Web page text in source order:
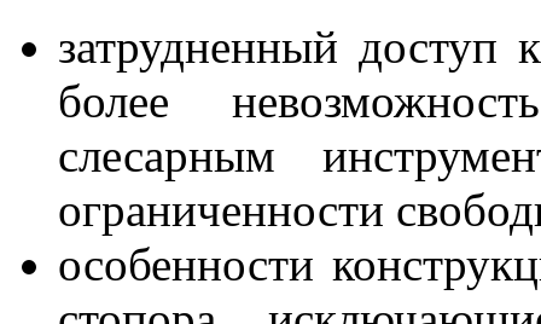
затрудненный доступ
более
слесарным
ограниченности
особенности